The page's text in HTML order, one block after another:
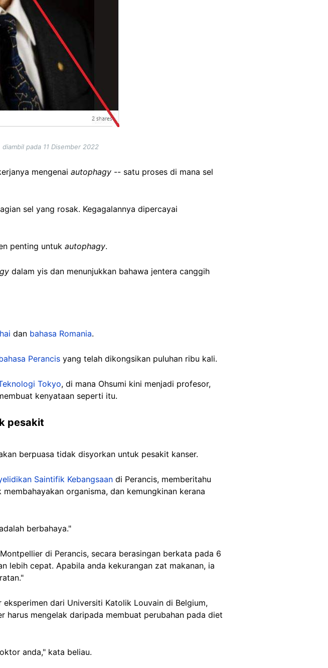
pada 11 Disember 2022
mengenai autophagy -- satu proses di mana sel
sel yang rosak. Kegagalannya dipercayai
penting untuk autophagy.
dalam yis dan menunjukkan bahawa jentera canggih
dan bahasa Romania.
Perancis yang telah dikongsikan puluhan ribu kali.
Tokyo, di mana Ohsumi kini menjadi profesor,
kenyataan seperti itu.
pesakit
berpuasa tidak disyorkan untuk pesakit kanser.
Saintifik Kebangsaan di Perancis, memberitahu
organisma, dan kemungkinan kerana
berbahaya."
di Perancis, secara berasingan berkata pada 6
lebih cepat. Apabila anda kekurangan zat makanan, ia
dari Universiti Katolik Louvain di Belgium,
harus mengelak daripada membuat perubahan pada diet
anda," kata beliau.